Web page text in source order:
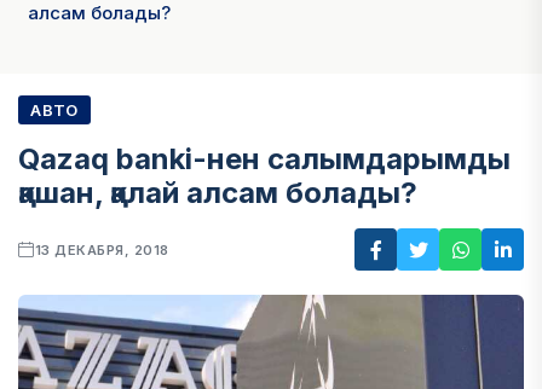
алсам болады?
АВТО
Qazaq banki-нен салымдарымды
қашан, қалай алсам болады?
13 ДЕКАБРЯ, 2018